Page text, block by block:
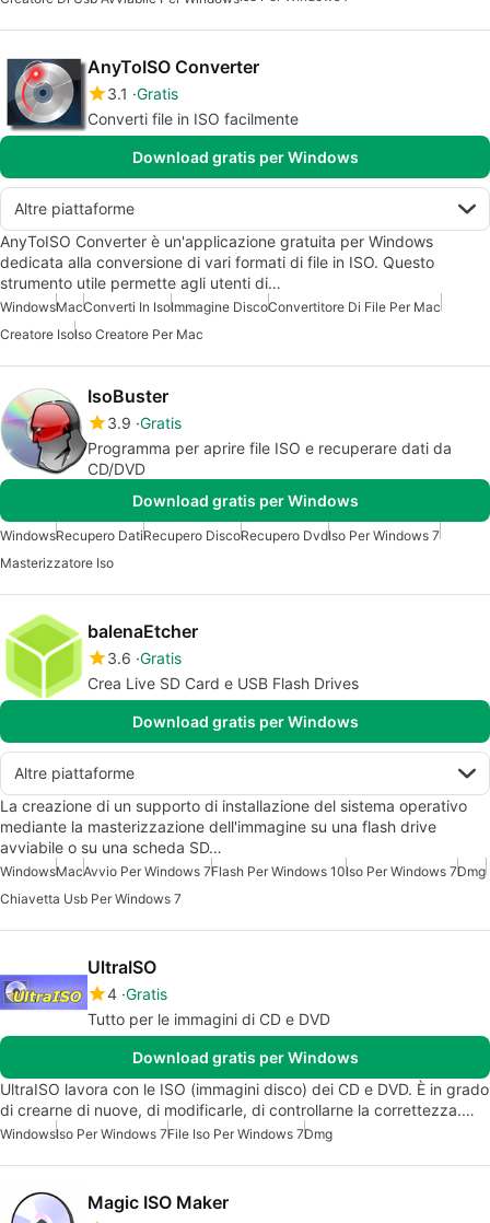
AnyToISO Converter
3.1 Gratis
Converti file in ISO facilmente
Download gratis per Windows
Altre piattaforme
AnyToISO Converter è un'applicazione gratuita per Windows
dedicata alla conversione di vari formati di file in ISO. Questo
strumento utile permette agli utenti di…
WindowsMacConverti In IsoImmagine DiscoConvertitore Di File Per Mac
Creatore IsoIso Creatore Per Mac
IsoBuster
3.9 Gratis
Programma per aprire file ISO e recuperare dati da
CD/DVD
Download gratis per Windows
WindowsRecupero DatiRecupero DiscoRecupero DvdIso Per Windows 7
Masterizzatore Iso
balenaEtcher
3.6 Gratis
Crea Live SD Card e USB Flash Drives
Download gratis per Windows
Altre piattaforme
La creazione di un supporto di installazione del sistema operativo
mediante la masterizzazione dell'immagine su una flash drive
avviabile o su una scheda SD…
WindowsMacAvvio Per Windows 7Flash Per Windows 10Iso Per Windows 7Dmg
Chiavetta Usb Per Windows 7
UltraISO
4 Gratis
Tutto per le immagini di CD e DVD
Download gratis per Windows
UltraISO lavora con le ISO (immagini disco) dei CD e DVD. È in grado
di crearne di nuove, di modificarle, di controllarne la correttezza.…
WindowsIso Per Windows 7File Iso Per Windows 7Dmg
Magic ISO Maker